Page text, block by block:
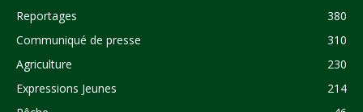
Reportages
380
Communiqué de presse
310
Agriculture
230
Expressions Jeunes
214